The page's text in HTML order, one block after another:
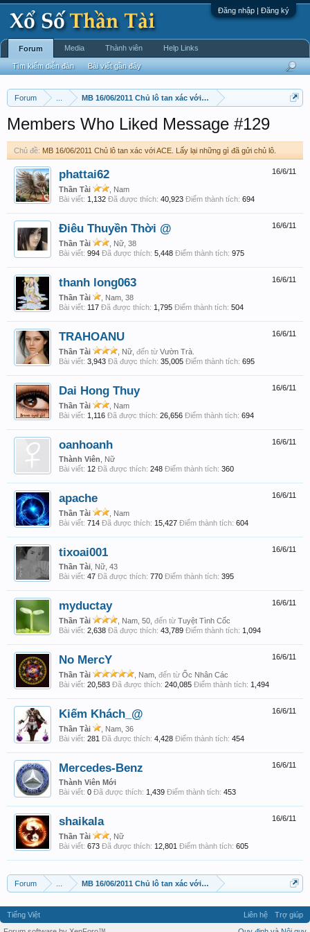
Đăng nhập | Đăng ký
Forum MB 16/06/2011 Chủ lô tan xác với ACE. Lấy lại những gì đã
Members Who Liked Message #129
Chủ đề: MB 16/06/2011 Chủ lô tan xác với ACE. Lấy lại những gì đã gửi chủ lô.
16/6/11
phattai62
Thần Tài
, Nam
Bài viết: 1,132 Đã được thích: 40,923 Điểm thành tích: 694
16/6/11
Điêu Thuyền Thời @
Thần Tài
, Nữ, 38
Bài viết: 994 Đã được thích: 5,448 Điểm thành tích: 975
16/6/11
thanh long063
Thần Tài
, Nam, 38
Bài viết: 117 Đã được thích: 1,795 Điểm thành tích: 504
16/6/11
TRAHOANU
Thần Tài , Nữ, đến từ Vườn Trà.
Bài viết: 3,943 Đã được thích: 35,005 Điểm thành tích: 695
16/6/11
Dai Hong Thuy
Thần Tài
, Nam
Bài viết: 1,116 Đã được thích: 26,656 Điểm thành tích: 694
16/6/11
oanhoanh
Thành Viên , Nữ
Bài viết: 12 Đã được thích: 248 Điểm thành tích: 360
16/6/11
apache
Thần Tài
, Nam
Bài viết: 714 Đã được thích: 15,427 Điểm thành tích: 604
16/6/11
tixoai001
Thần Tài , Nữ, 43
Bài viết: 47 Đã được thích: 770 Điểm thành tích: 395
16/6/11
myductay
Thần Tài , Nam, 50, đến từ Tuyệt Tình Cốc
Bài viết: 2,638 Đã được thích: 43,789 Điểm thành tích: 1,094
16/6/11
No MercY
Thần Tài , Nam, đến từ Ốc Nhân Các
Bài viết: 20,583 Đã được thích: 240,085 Điểm thành tích: 1,494
16/6/11
Kiếm Khách_@
Thần Tài
, Nam, 36
Bài viết: 281 Đã được thích: 4,428 Điểm thành tích: 454
16/6/11
Mercedes-Benz
Thành Viên Mới
Bài viết: 0 Đã được thích: 1,439 Điểm thành tích: 453
16/6/11
shaikala
Thần Tài
, Nữ
Bài viết: 673 Đã được thích: 12,801 Điểm thành tích: 605
Forum MB 16/06/2011 Chủ lô tan xác với ACE. Lấy lại những gì đã
Forum
Tìm kiếm diễn đàn Bài viết gần đây
Media Thành viên Help Links
Tiếng Việt Liên hệ
Trợ giúp